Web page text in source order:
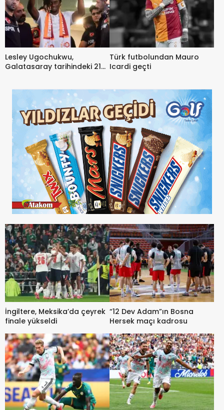
Lesley Ugochukwu,
Galatasaray tarihindeki 217.
Türk futbolundan Mauro
Icardi geçti
İngiltere, Meksika’da çeyrek
finale yükseldi
“12 Dev Adam”ın Bosna
Hersek maçı kadrosu